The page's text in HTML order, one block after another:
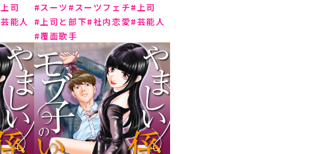
上司
芸能人
スーツ
スーツフェチ
上司
上司と部下 社内恋愛
芸能人
覆面歌手